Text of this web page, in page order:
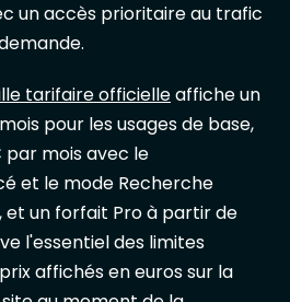
un accès prioritaire au trafic
tarifaire officielleaffiche un
pour les usages de base,
par mois avec le
et le mode Recherche
un forfait Pro à partir de
l'essentiel des limites
affichés en euros sur la